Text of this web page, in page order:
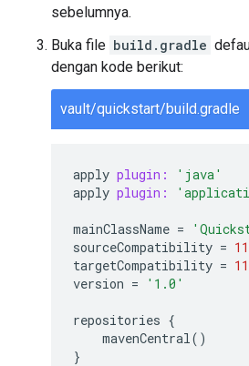
sebelumnya.
Buka file build.gradle
dengan kode berikut:
vault/quickstart/build.gradle
apply plugin:
'java'
apply plugin:
mainClassName =
sourceCompatibility = 11
targetCompatibility = 11
version = '1.0'
repositories {
mavenCentral()
}